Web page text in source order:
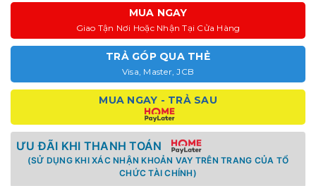
MUA NGAY
Giao Tận Nơi Hoặc Nhận Tại Cửa Hàng
TRẢ GÓP QUA THẺ
Visa, Master, JCB
MUA NGAY - TRẢ SAU
ƯU ĐÃI KHI THANH TOÁN
(SỬ DỤNG KHI XÁC NHẬN KHOẢN VAY TRÊN TRANG CỦA TỔ
CHỨC TÀI CHÍNH)